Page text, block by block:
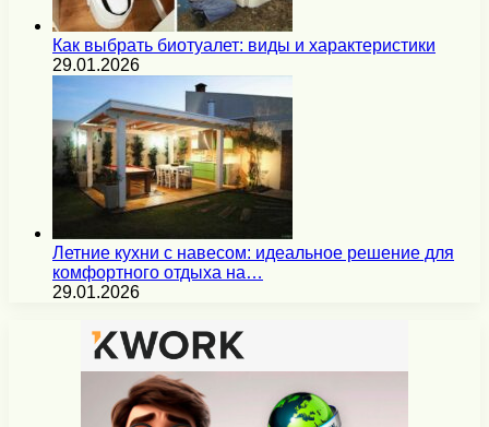
Как выбрать биотуалет: виды и характеристики
29.01.2026
Летние кухни с навесом: идеальное решение для
комфортного отдыха на…
29.01.2026